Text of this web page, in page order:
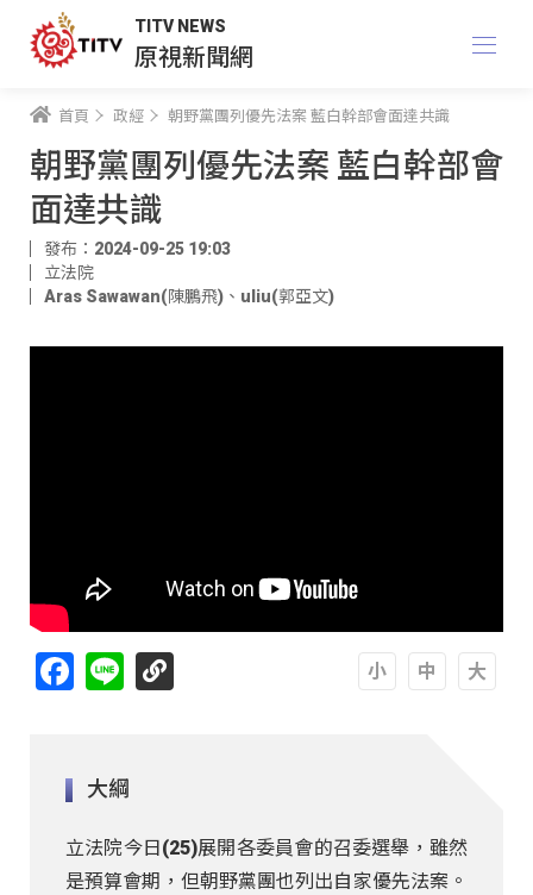
TITV NEWS
原視新聞網
首頁 政經 朝野黨團列優先法案 藍白幹部會面達共識
朝野黨團列優先法案 藍白幹部會
面達共識
發布：2024-09-25 19:03
立法院
Aras Sawawan(陳鵬飛) 、 uliu(郭亞文)
Facebook
Line
大綱
立法院今日(25)展開各委員會的召委選舉，雖然
是預算會期，但朝野黨團也列出自家優先法案。